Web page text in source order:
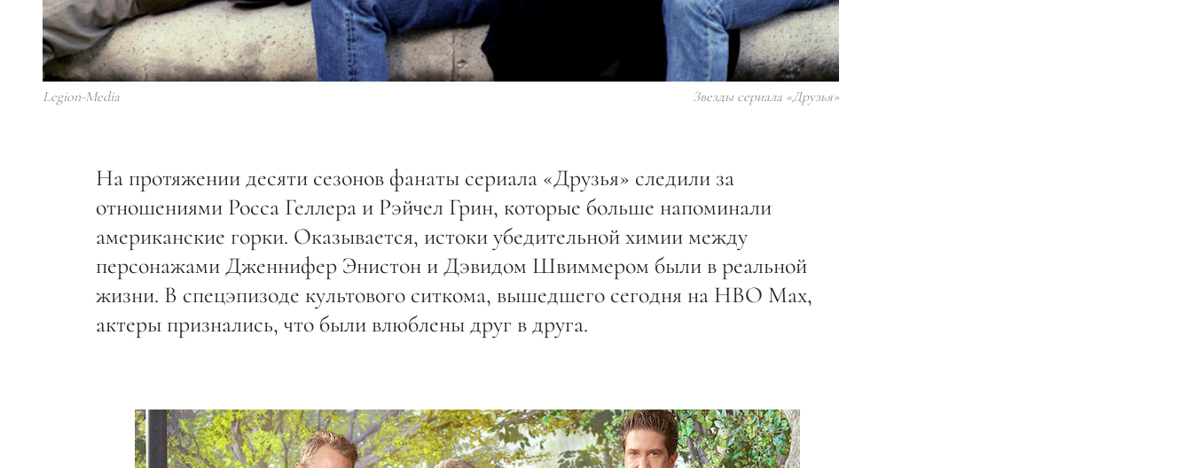
Legion-Media Звезды сериала «Друзья»
На протяжении десяти сезонов фанаты сериала «Друзья» следили за
отношениями Росса Геллера и Рэйчел Грин, которые больше напоминали
американские горки. Оказывается, истоки убедительной химии между
персонажами Дженнифер Энистон и Дэвидом Швиммером были в реальной
жизни. В спецэпизоде культового ситкома, вышедшего сегодня на HBO Max,
актеры признались, что были влюблены друг в друга.